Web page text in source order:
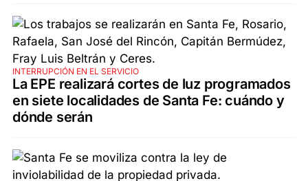
INTERRUPCIÓN EN EL SERVICIO
La EPE realizará cortes de luz programados
en siete localidades de Santa Fe: cuándo y
dónde serán